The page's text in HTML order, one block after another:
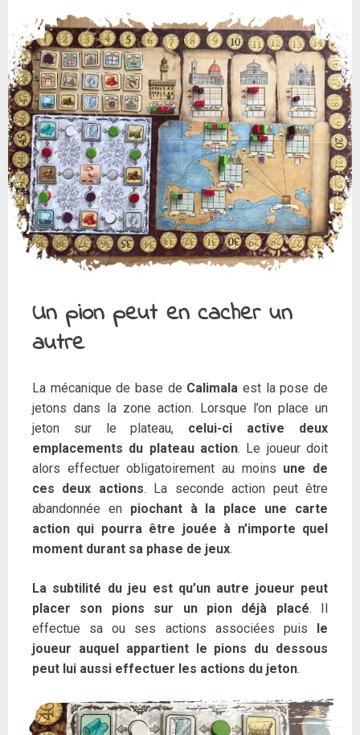
Un pion peut en cacher un
autre
La mécanique de base de Calimala est la pose de
jetons dans la zone action. Lorsque l’on place un
jeton sur le plateau, celui-ci active deux
emplacements du plateau action. Le joueur doit
alors effectuer obligatoirement au moins une de
ces deux actions. La seconde action peut être
abandonnée en piochant à la place une carte
action qui pourra être jouée à n’importe quel
moment durant sa phase de jeux.
La subtilité du jeu est qu’un autre joueur peut
placer son pions sur un pion déjà placé. Il
effectue sa ou ses actions associées puis le
joueur auquel appartient le pions du dessous
peut lui aussi effectuer les actions du jeton.